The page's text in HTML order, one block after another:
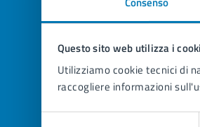
Questo sito web utilizza i
Utilizziamo cookie tecnici di
raccogliere informazioni